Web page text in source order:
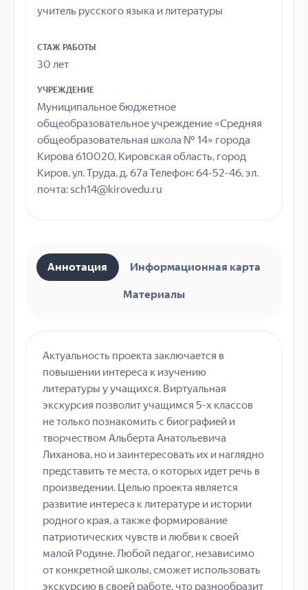
учитель русского языка и литературы
СТАЖ РАБОТЫ
30 лет
УЧРЕЖДЕНИЕ
Муниципальное бюджетное
общеобразовательное учреждение «Средняя
общеобразовательная школа № 14» города
Кирова 610020, Кировская область, город
Киров, ул. Труда, д. 67а Телефон: 64-52-46, эл.
почта: sch14@kirovedu.ru
Аннотация Информационная карта
Материалы
Актуальность проекта заключается в
повышении интереса к изучению
литературы у учащихся. Виртуальная
экскурсия позволит учащимся 5-х классов
не только познакомить с биографией и
творчеством Альберта Анатольевича
Лиханова, но и заинтересовать их и наглядно
представить те места, о которых идет речь в
произведении. Целью проекта является
развитие интереса к литературе и истории
родного края, а также формирование
патриотических чувств и любви к своей
малой Родине. Любой педагог, независимо
от конкретной школы, сможет использовать
экскурсию в своей работе, что разнообразит